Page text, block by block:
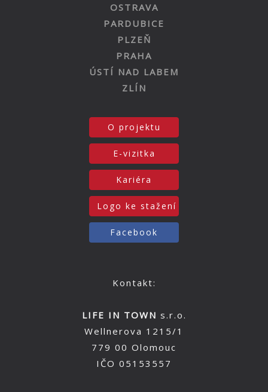
OSTRAVA
PARDUBICE
PLZEŇ
PRAHA
ÚSTÍ NAD LABEM
ZLÍN
O projektu
E-vizitka
Kariéra
Logo ke stažení
Facebook
Kontakt:
LIFE IN TOWN s.r.o.
Wellnerova 1215/1
779 00 Olomouc
IČO 05153557